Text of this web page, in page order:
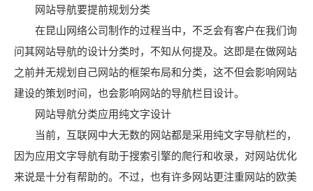
网站导航要提前规划分类
在昆山网络公司制作的过程当中，不乏会有客户在我们询
问其网站导航的设计分类时，不知从何提及。这即是在做网站
之前并无规划自己网站的框架布局和分类，这不但会影响网站
建设的策划时间，也会影响网站的导航栏目设计。
网站导航分类应用纯文字设计
当前，互联网中大无数的网站都是采用纯文字导航栏的，
因为应用文字导航有助于搜索引擎的爬行和收录，对网站优化
来说是十分有帮助的。不过，也有许多网站更注重网站的欧美